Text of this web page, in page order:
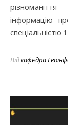
інформацію
спеціальністю
Відкафедра